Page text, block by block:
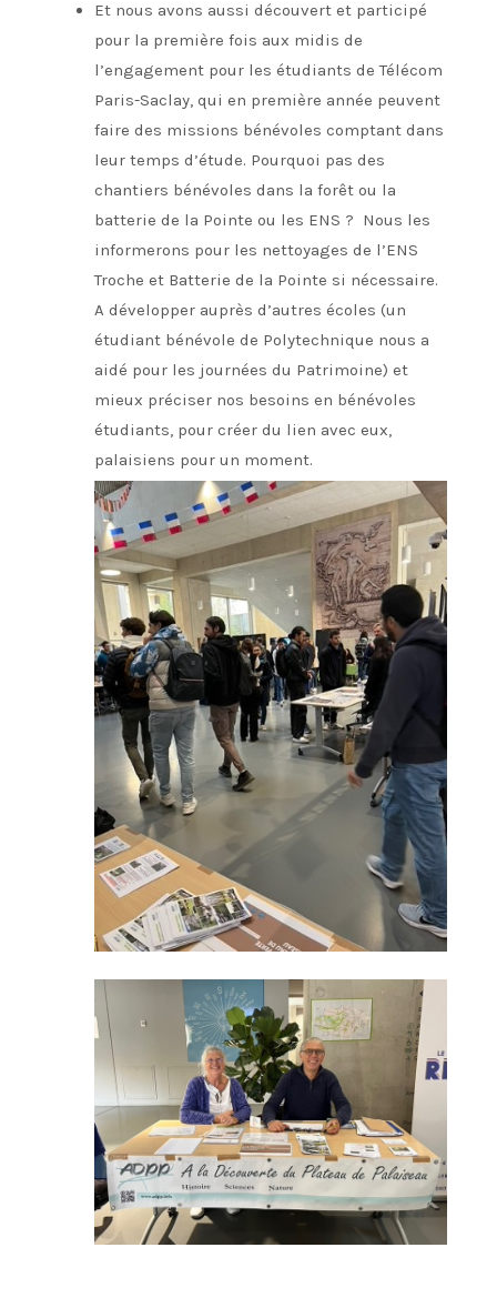
Et nous avons aussi découvert et participé
pour la première fois aux midis de
l’engagement pour les étudiants de Télécom
Paris-Saclay, qui en première année peuvent
faire des missions bénévoles comptant dans
leur temps d’étude. Pourquoi pas des
chantiers bénévoles dans la forêt ou la
batterie de la Pointe ou les ENS ? Nous les
informerons pour les nettoyages de l’ENS
Troche et Batterie de la Pointe si nécessaire.
A développer auprès d’autres écoles (un
étudiant bénévole de Polytechnique nous a
aidé pour les journées du Patrimoine) et
mieux préciser nos besoins en bénévoles
étudiants, pour créer du lien avec eux,
palaisiens pour un moment.